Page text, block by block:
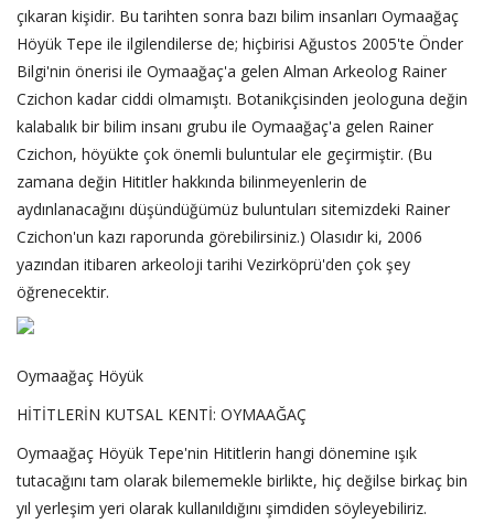
çıkaran kişidir. Bu tarihten sonra bazı bilim insanları Oymaağaç
Höyük Tepe ile ilgilendilerse de; hiçbirisi Ağustos 2005'te Önder
Bilgi'nin önerisi ile Oymaağaç'a gelen Alman Arkeolog Rainer
Czichon kadar ciddi olmamıştı. Botanikçisinden jeologuna değin
kalabalık bir bilim insanı grubu ile Oymaağaç'a gelen Rainer
Czichon, höyükte çok önemli buluntular ele geçirmiştir. (Bu
zamana değin Hititler hakkında bilinmeyenlerin de
aydınlanacağını düşündüğümüz buluntuları sitemizdeki Rainer
Czichon'un kazı raporunda görebilirsiniz.) Olasıdır ki, 2006
yazından itibaren arkeoloji tarihi Vezirköprü'den çok şey
öğrenecektir.
Oymaağaç Höyük
HİTİTLERİN KUTSAL KENTİ: OYMAAĞAÇ
Oymaağaç Höyük Tepe'nin Hititlerin hangi dönemine ışık
tutacağını tam olarak bilememekle birlikte, hiç değilse birkaç bin
yıl yerleşim yeri olarak kullanıldığını şimdiden söyleyebiliriz.